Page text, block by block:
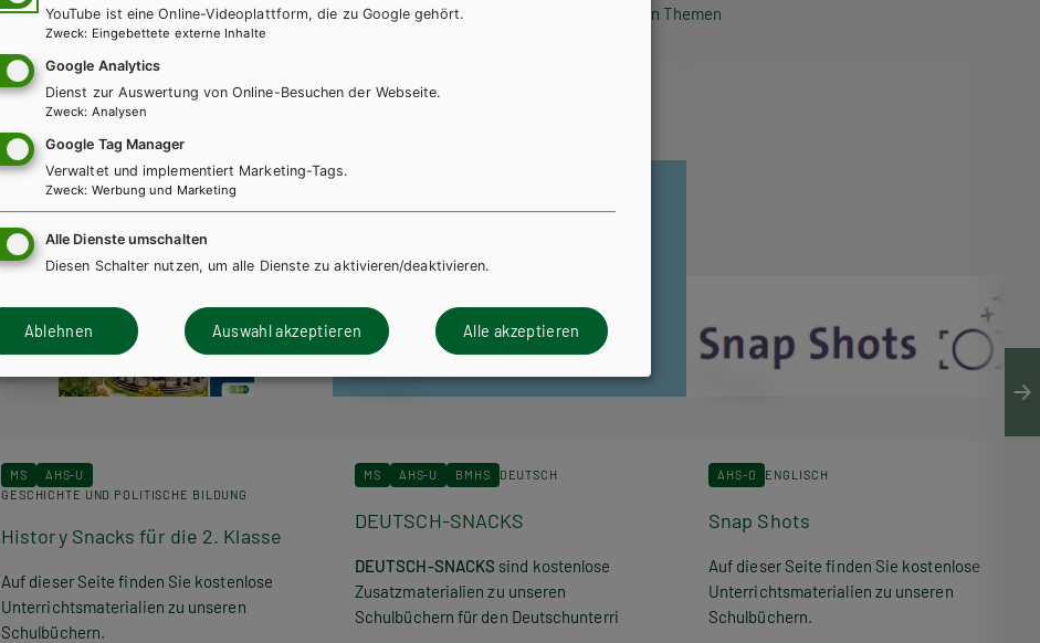
politischen Themen
MS
AHS-U
GESCHICHTE UND POLITISCHE BILDUNG
History Snacks für die 2. Klasse
Auf dieser Seite finden Sie kostenlose
Unterrichtsmaterialien zu unseren
Schulbüchern.
MS AHS-U BMHS DEUTSCH
DEUTSCH-SNACKS
DEUTSCH-SNACKS sind kostenlose
Zusatzmaterialien zu unseren
Schulbüchern für den Deutschunterri
AHS-O ENGLISCH
Snap Shots
Auf dieser Seite finden Sie kostenlose
Unterrichtsmaterialien zu unseren
Schulbüchern.
YouTube ist eine Online-Videoplattform, die zu Google gehört.
Zweck: Eingebettete externe Inhalte
Google Analytics
Dienst zur Auswertung von Online-Besuchen der Webseite.
Zweck: Analysen
Google Tag Manager
Verwaltet und implementiert Marketing-Tags.
Zweck: Werbung und Marketing
Alle Dienste umschalten
Diesen Schalter nutzen, um alle Dienste zu aktivieren/deaktivieren.
Ablehnen Auswahl akzeptieren Alle akzeptieren